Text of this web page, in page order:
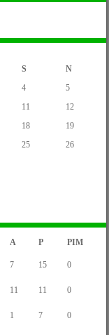
S N
4
5
11
12
18
19
25
26
A P PIM
7 15 0
11 11 0
1 7 0